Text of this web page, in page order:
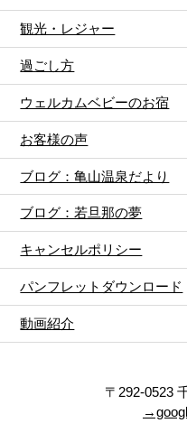
観光・レジャー
過ごし方
ウェルカムベビーのお宿
お客様の声
ブログ：亀山温泉だより
ブログ：若旦那の夢
キャンセルポリシー
パンフレットダウンロード
動画紹介
〒292-0523